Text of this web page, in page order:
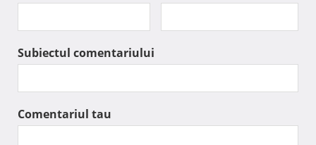
Subiectul comentariului
Comentariul tau